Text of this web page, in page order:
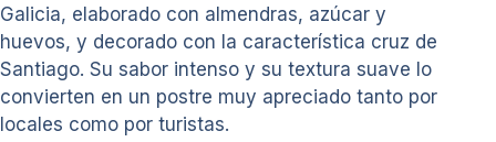
Galicia, elaborado con almendras, azúcar y
huevos, y decorado con la característica cruz de
Santiago. Su sabor intenso y su textura suave lo
convierten en un postre muy apreciado tanto por
locales como por turistas.